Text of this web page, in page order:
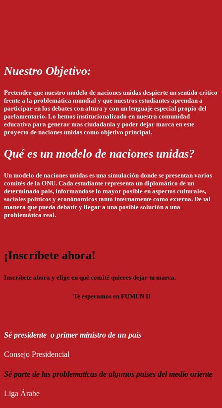
Nuestro Objetivo:
Pretender que nuestro modelo de naciones unidas despierte un sentido critico
frente a la problemática mundial y que nuestros estudiantes aprendan a
participar en los debates con altura y con un lenguaje especial propio del
parlamentario. Lo hemos institucionalizado en nuestra comunidad
educativa para generar mas ciudadanía y poder dejar marca en este
proyecto de naciones unidas como objetivo principal.
Qué es un modelo de naciones unidas?
Un modelo de naciones unidas es una simulación donde se presentan varios
comités de la ONU. Cada estudiante representa un diplomático de un
determinado país, informandose lo mayor posible en aspectos culturales,
sociales políticos y econónomicos tanto internamente como externa. De tal
manera que pueda debatir y llegar a una posible solución a una
problemática real.
¡Inscríbete ahora!
Inscribete ahora y elige en qué comité quieres dejar tu marca.
Te esperamos en FUMUN II
Sé presidente o primer ministro de un país
Consejo Presidencial
Sé parte de las problematicas de algunos paises del medio oriente
Liga Árabe